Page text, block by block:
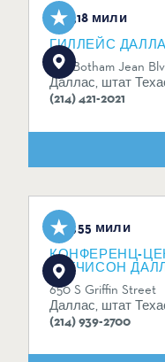
3,18 мили
ГИЛЛЕЙС
1135 Botham Jean
Даллас, штат
(214) 421-2021
3,55 мили
КОНФЕРЕНЦ-
ХАТЧИСОН
650 S Griffin Street
Даллас, штат
(214) 939-2700